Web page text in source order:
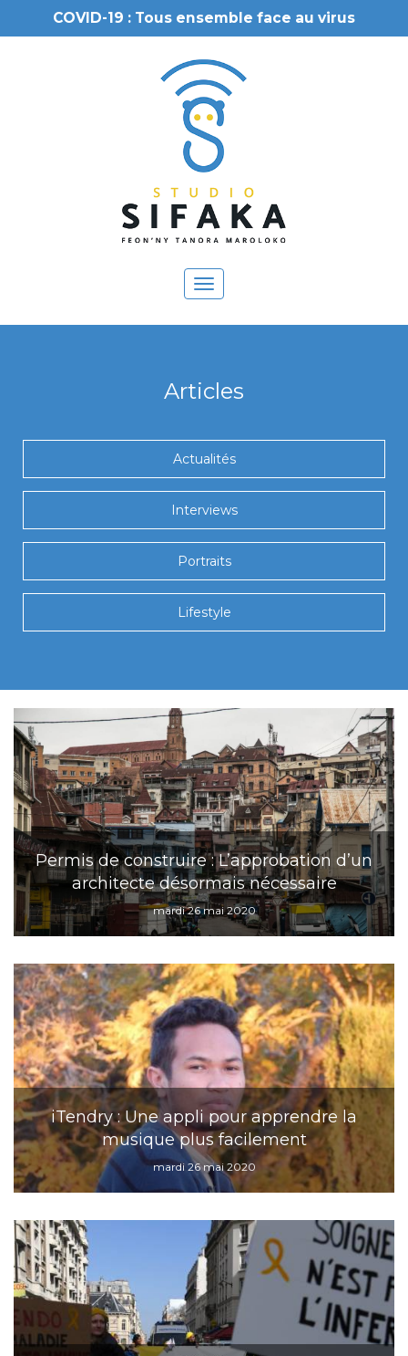
COVID-19 : Tous ensemble face au virus
Toggle
navigation
Articles
Actualités
Interviews
Portraits
Lifestyle
Permis de construire : L’approbation d’un
architecte désormais nécessaire
mardi 26 mai 2020
iTendry : Une appli pour apprendre la
musique plus facilement
mardi 26 mai 2020